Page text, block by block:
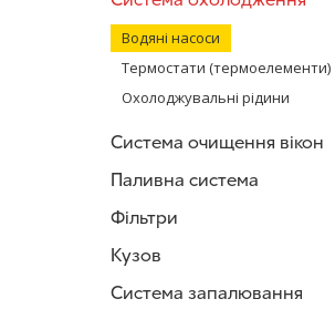
Водяні насоси
Термостати (термоелементи)
Охолоджувальні рідини
Система очищення вікон
Паливна система
Фільтри
Кузов
Система запалювання